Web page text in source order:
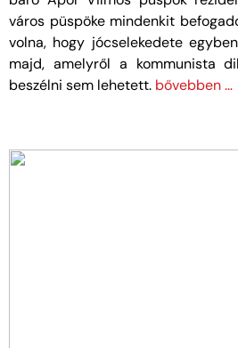
város püspöke mindenkit
volna, hogy jócselekedete
majd, amelyről a kommunista
beszélni sem lehetett. bővebben …